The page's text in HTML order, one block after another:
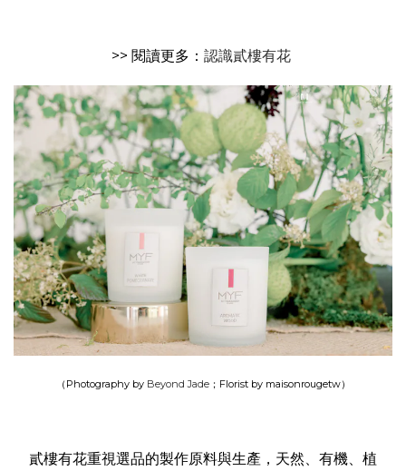
>> 閱讀更多： 認識貳樓有花
（Photography by Beyond Jade；Florist by maisonrougetw）
貳樓有花重視選品的製作原料與生產，天然、有機、植